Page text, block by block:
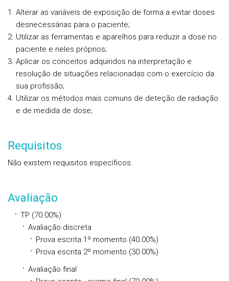
Alterar as variáveis de exposição de forma a evitar doses
desnecessárias para o paciente;
Utilizar as ferramentas e aparelhos para reduzir a dose no
paciente e neles próprios;
Aplicar os conceitos adquiridos na interpretação e
resolução de situações relacionadas com o exercício da
sua profissão;
Utilizar os métodos mais comuns de deteção de radiação
e de medida de dose;
Requisitos
Não existem requisitos específicos.
Avaliação
TP (70.00%)
Avaliação discreta
Prova escrita 1º momento (40.00%)
Prova escrita 2º momento (30.00%)
Avaliação final